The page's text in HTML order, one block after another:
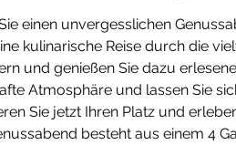
einen unvergesslichen
kulinarische Reise durch die
und genießen Sie dazu
Atmosphäre und lassen Sie
Sie jetzt Ihren Platz und
besteht aus einem 4